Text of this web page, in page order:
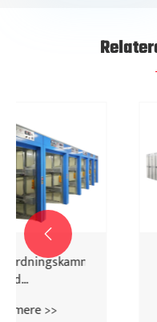
Fuldautomatisk
Se mere >>
